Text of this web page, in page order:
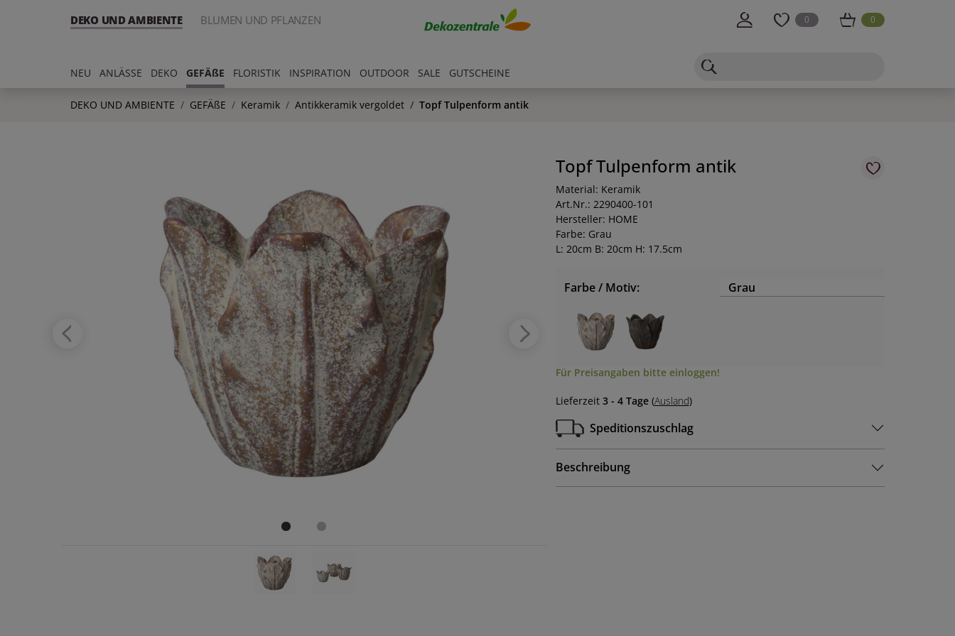
DEKO UND AMBIENTE BLUMEN UND PFLANZEN 0 0
NEU ANLÄSSE DEKO GEFÄßE FLORISTIK INSPIRATION OUTDOOR SALE GUTSCHEINE
DEKO UND AMBIENTE GEFÄßE Keramik Antikkeramik vergoldet Topf Tulpenform antik
Topf Tulpenform antik
Material: Keramik
Art.Nr.: 2290400-101
Hersteller: HOME
Farbe: Grau
L: 20cm B: 20cm H: 17.5cm
Farbe / Motiv: Grau
Für Preisangaben bitte einloggen!
Lieferzeit 3 - 4 Tage(Ausland)
Speditionszuschlag
Beschreibung